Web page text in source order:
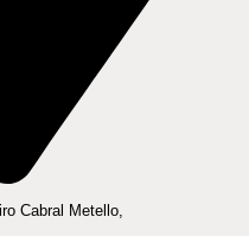
Cabral Metello,